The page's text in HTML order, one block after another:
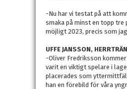
-Nu har vi testat på att
smaka på minst en topp tre
möjligt 2023, precis som
UFFE JANSSON,
-Oliver Fredriksson
varit en viktigt spelare i
placerades som
han en förebild för våra